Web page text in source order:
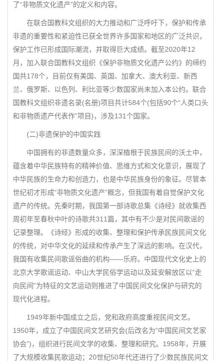
了“非物质文化遗产”的定义和内容。
在联合国教科文组织的大力推动和广泛呼吁下，保护和传承
非遗的重要性和紧迫性已获全世界许多国家和地区的广泛共识，
保护工作已形成国际潮流，并取得巨大成绩。截至2020年12
月，加入联合国教科文组织《保护非物质文化遗产公约》的缔约
国共178个，目前仅有美国、英国、加拿大、澳大利亚、新西
兰、俄罗斯、以色列、利比亚等少数国家尚未加入本公约。联合
国教科文组织非遗名录(名册)项目共计584个(包括90个“人类口头
和非物质遗产代表作”项目)，涉及131个国家。
(二)非遗保护的中国实践
中国拥有的非遗数量众多，深深植根于民族民间的沃土中，
蕴含着中华民族特有的精神价值、思维方式和文化意识，展现了
中华民族的生命力和创造力，也是中华民族身份的象征。尽管本
世纪初才形成“非物质文化遗产”概念，但我国有着自觉保护文化
遗产的传统。先秦时期，我国第一部诗歌总集《诗经》就收集西
周初年至春秋中叶的诗歌共311篇，其中有不少是对民间歌谣的
记录整理。《诗经》形成的收集、整理和保护传承民族民间文化
的传统，对中华文化的延续和传承产生了深远的影响。在汉代，
我国有收集民间歌谣俗曲的机构——乐府。中国现代文化史上的
北京大学歌谣运动、中山大学民俗学运动以及延安解放区以“走
向民间”为特征的文艺运动则推进了中国民间文化保护与研究的
现代化进程。
1949年新中国成立之后，党和政府高度重视民间文艺。
1950年，成立了中国民间文艺研究会(后改名为“中国民间文艺家
协会”)，组织进行民间文学的收集、整理和研究。1958年，开展
了大规模收集民歌运动；20世纪50年代还进行了少数民族民间文